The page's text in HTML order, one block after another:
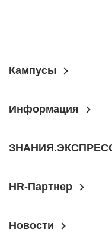
Кампусы
Информация
HR-Партнер
Новости